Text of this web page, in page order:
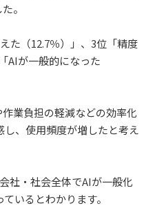
。
た（12.7％）」、3位「精度
AIが一般的になった
業負担の軽減などの効率化
、使用頻度が増したと考え
社・社会全体でAIが一般化
いるとわかります。